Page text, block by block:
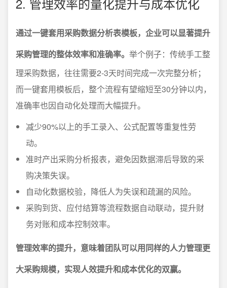
通过一键套用采购数据分析表模板，企业可以显著提升
采购管理的整体效率和准确率。 举个例子：传统手工整
理采购数据，往往需要2-3天时间完成一次完整分析；
而一键套用模板后，整个流程有望缩短至30分钟以内，
准确率也因自动化处理而大幅提升。
减少90%以上的手工录入、公式配置等重复性劳
动。
准时产出采购分析报表，避免因数据滞后导致的采
购决策失误。
自动化数据校验，降低人为失误和疏漏的风险。
采购到货、应付结算等流程数据自动联动，提升财
务对账和成本控制效率。
管理效率的提升，意味着团队可以用同样的人力管理更
大采购规模，实现人效提升和成本优化的双赢。